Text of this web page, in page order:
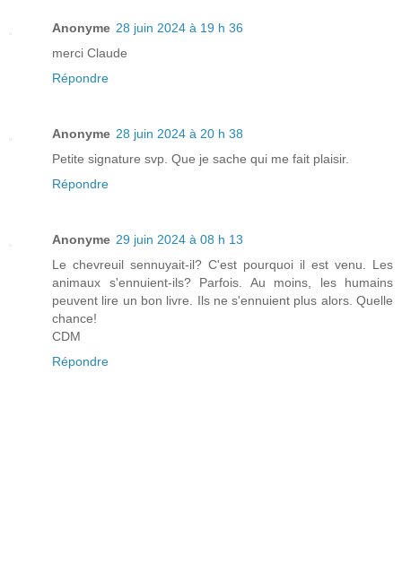
Anonyme 28 juin 2024 à 19 h 36
merci Claude
Répondre
Anonyme 28 juin 2024 à 20 h 38
Petite signature svp. Que je sache qui me fait plaisir.
Répondre
Anonyme 29 juin 2024 à 08 h 13
Le chevreuil sennuyait-il? C'est pourquoi il est venu. Les
animaux s'ennuient-ils? Parfois. Au moins, les humains
peuvent lire un bon livre. Ils ne s'ennuient plus alors. Quelle
chance!
CDM
Répondre